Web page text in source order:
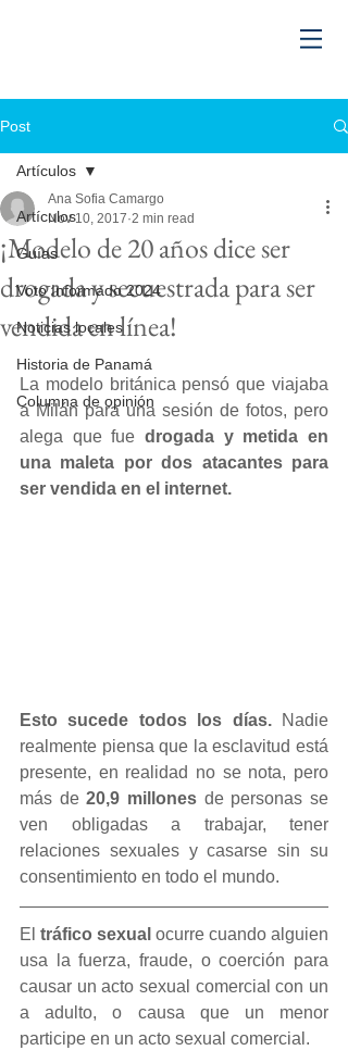
Post
Artículos
Guías
Voto Informado 2024
Noticias locales
Historia de Panamá
Columna de opinión
Artículos
¡Modelo de 20 años dice ser
drogada y secuestrada para ser
vendida en línea!
Ana Sofia Camargo
Nov 10, 2017 2 min read
La modelo británica pensó que viajaba
a Milán para una sesión de fotos, pero
alega que fue drogada y metida en
una maleta por dos atacantes para
ser vendida en el internet.
Esto sucede todos los días. Nadie
realmente piensa que la esclavitud está
presente, en realidad no se nota, pero
más de 20,9 millones de personas se
ven obligadas a trabajar, tener
relaciones sexuales y casarse sin su
consentimiento en todo el mundo.
El tráfico sexual ocurre cuando alguien
usa la fuerza, fraude, o coerción para
causar un acto sexual comercial con un
a adulto, o causa que un menor
participe en un acto sexual comercial.